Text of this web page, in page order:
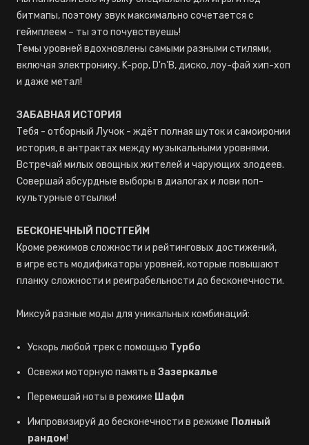
битмапы, поэтому звук максимально сочетается с
геймплеем – ты это почувствуешь!
Темы уровней вдохновлены самыми разными стилями,
включая электронику, K-pop, D'n'B, диско, лоу-фай хип-хоп
и даже метал!
ЗАБАВНАЯ ИСТОРИЯ
Тебя - отборный Лучок - ждёт полная шуток и самоиронии
история, в антрактах между музыкальными уровнями.
Встречай милых овощных жителей и чарующих злодеев.
Совершай абсурдные выборы в диалогах и лови поп-
культурные отсылки!
БЕСКОНЕЧНЫЙ ПОСТГЕЙМ
Кроме режимов сложности и рейтинговых достижений,
в игре есть модификаторы уровней, которые повышают
планку сложности и реиграбельности до бесконечности.
Миксуй разные моды для уникальных комбинаций:
Ускорь любой трек с помощью Турбо
Освежи моторную память в Зазеркалье
Перемешай ноты в режиме Шафл
Импровизируй до бесконечности в режиме Полный
рандом!